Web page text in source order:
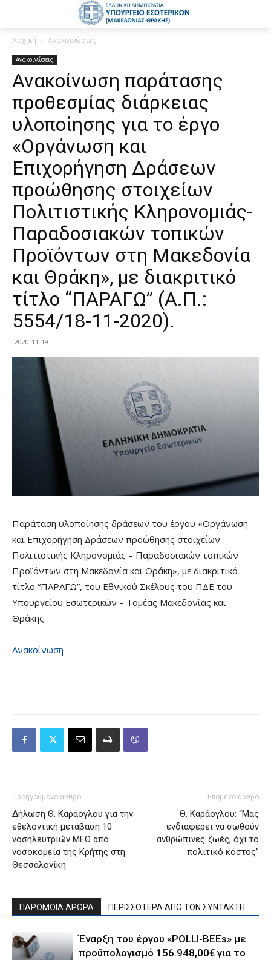
Αρχική Ανακοινώσεις
Ανακοινώσεις
Ανακοίνωση παράτασης
προθεσμίας διάρκειας
υλοποίησης για το έργο
«Οργάνωση και
Επιχορήγηση Δράσεων
προώθησης στοιχείων
Πολιτιστικής Κληρονομιάς-
Παραδοσιακών τοπικών
Προϊόντων στη Μακεδονία
και Θράκη», με διακριτικό
τίτλο “ΠΑΡΑΓΩ” (Α.Π.:
5554/18-11-2020).
2020-11-19
Παράταση υλοποίησης δράσεων του έργου «Οργάνωση
και Επιχορήγηση Δράσεων προώθησης στοιχείων
Πολιτιστικής Κληρονομιάς – Παραδοσιακών τοπικών
Προϊόντων στη Μακεδονία και Θράκη», με διακριτικό
τίτλο “ΠΑΡΑΓΩ”, του Εθνικού Σκέλους του ΠΔΕ του
Υπουργείου Εσωτερικών – Τομέας Μακεδονίας και
Θράκης
Ανακοίνωση
Προηγούμενο άρθρο
Δήλωση Θ. Καράογλου για την
εθελοντική μετάβαση 10
νοσηλευτριών ΜΕΘ από
νοσοκομεία της Κρήτης στη
Θεσσαλονίκη
Επόμενο άρθρο
Θ. Καράογλου: “Μας
ενδιαφέρει να σωθούν
ανθρώπινες ζωές, όχι το
πολιτικό κόστος”
ΠΑΡΟΜΟΙΑ ΑΡΘΡΑ ΠΕΡΙΣΣΟΤΕΡΑ ΑΠΟ ΤΟΝ ΣΥΝΤΑΚΤΗ
Έναρξη του έργου «POLLI-BEEs» με
προϋπολογισμό 156.948,00€ για το